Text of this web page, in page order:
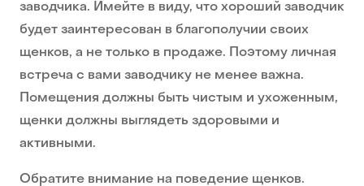
заводчика. Имейте в виду, что хороший заводчик
будет заинтересован в благополучии своих
щенков, а не только в продаже. Поэтому личная
встреча с вами заводчику не менее важна.
Помещения должны быть чистым и ухоженным,
щенки должны выглядеть здоровыми и
активными.
Обратите внимание на поведение щенков.